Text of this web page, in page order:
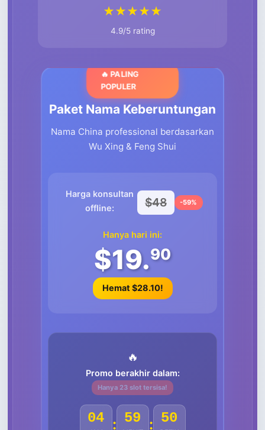
★★★★★
4.9/5 rating
🔥 PALING
POPULER
Paket Nama Keberuntungan
Nama China professional berdasarkan
Wu Xing & Feng Shui
Harga konsultan
offline:
$48 -59%
Hanya hari ini:
$19.90
Hemat $28.10!
🔥
Promo berakhir dalam:
Hanya 23 slot tersisa!
04 : 59 : 47